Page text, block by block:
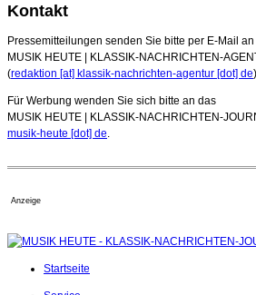
Kontakt
Pressemitteilungen senden Sie bitte per E-Mail an
MUSIK HEUTE | KLASSIK-NACHRICHTEN-
(redaktion [at] klassik-nachrichten-agentur [dot] de)
Für Werbung wenden Sie sich bitte an das
MUSIK HEUTE | KLASSIK-NACHRICHTEN-
musik-heute [dot] de.
Anzeige
Startseite